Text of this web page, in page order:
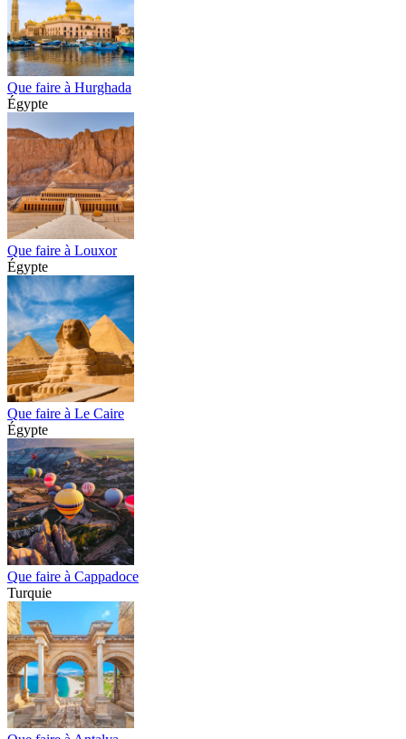
Que faire à Hurghada
Égypte
Que faire à Louxor
Égypte
Que faire à Le Caire
Égypte
Que faire à Cappadoce
Turquie